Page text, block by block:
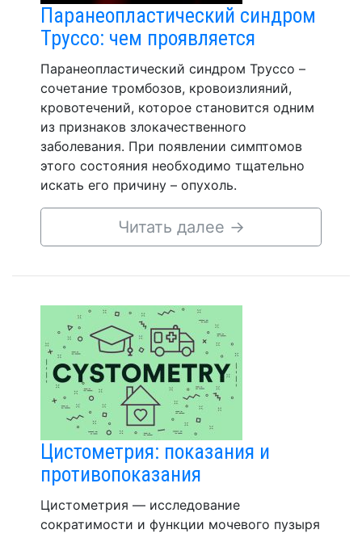
Паранеопластический синдром
Труссо: чем проявляется
Паранеопластический синдром Труссо –
сочетание тромбозов, кровоизлияний,
кровотечений, которое становится одним
из признаков злокачественного
заболевания. При появлении симптомов
этого состояния необходимо тщательно
искать его причину – опухоль.
Читать далее →
Цистометрия: показания и
противопоказания
Цистометрия — исследование
сократимости и функции мочевого пузыря